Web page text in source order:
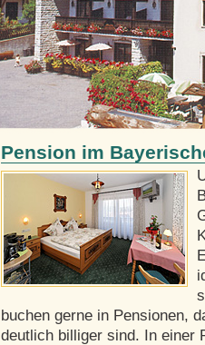
Pension im
buchen gerne in Pensionen,
deutlich billiger sind. In einer